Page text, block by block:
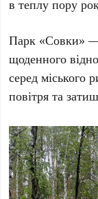
в теплу пору
Парк «Совки»
щоденного
серед міського
повітря та